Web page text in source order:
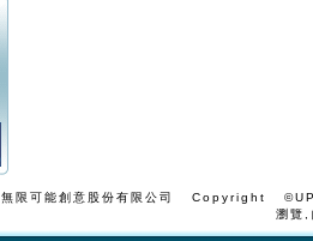
無限可能創意股份有限公司 Copyright
瀏